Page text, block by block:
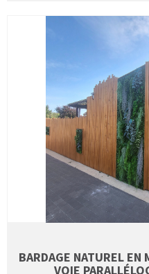
BARDAGE NATUREL EN
VOIE